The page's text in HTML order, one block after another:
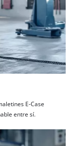
E-Case
entre sí.